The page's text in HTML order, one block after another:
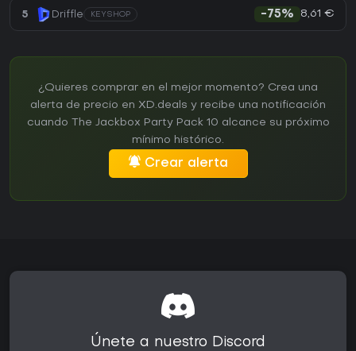
5 Driffle KEYSHOP -75% 8,61 €
¿Quieres comprar en el mejor momento? Crea una
alerta de precio en XD.deals y recibe una notificación
cuando The Jackbox Party Pack 10 alcance su próximo
mínimo histórico.
Crear alerta
Únete a nuestro Discord